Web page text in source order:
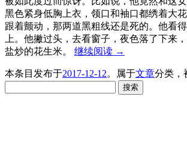
黑色紧身低胸上衣，领口和袖口都绣着大
跟着颤动，那两道黑粗线还是死的。他看
上。他撇过头，去看窗子，夜色落了下来
盐炒的花生米。 继续阅读 →
本条目发布于2017-12-12。属于文章分类，